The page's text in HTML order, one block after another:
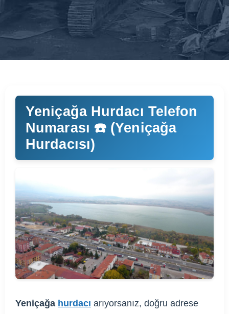
Yeniçağa Hurdacı Telefon
Numarası ☎️ (Yeniçağa
Hurdacısı)
Yeniçağa hurdacı arıyorsanız, doğru adrese